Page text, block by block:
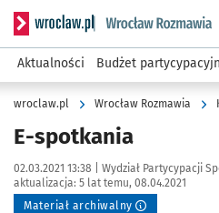
Serwis informacyjny wroclaw.pl
Aktualności Budżet
wroclaw.pl Wrocław Rozmawia
E-spotkania
Data publikacji:
02.03.2021 13:38 | Autor:
Wydział Partycypacji
aktualizacja: 5 lat temu, 08.04.2021
Materiał archiwalny